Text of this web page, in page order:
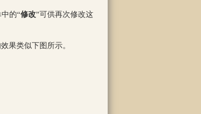
的“修改”可供再次修改这
果类似下图所示。